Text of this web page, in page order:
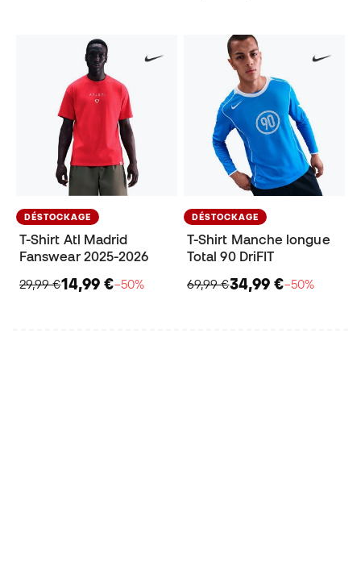
DÉSTOCKAGE
T-Shirt Atl Madrid
Fanswear 2025-2026
29,99 €14,99 €−50%
DÉSTOCKAGE
T-Shirt Manche longue
Total 90 DriFIT
69,99 €34,99 €−50%